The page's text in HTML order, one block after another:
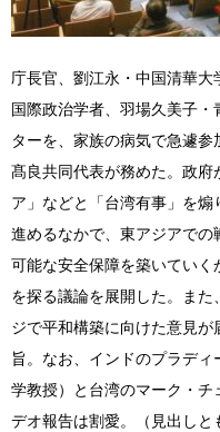
庁長官、劉江永・中国清華大
国際政治学者、羽場久美子
ターを、家族の病気で急遽
髙良共同代表が務めた。政
ア」などと「台湾有事」を
進めるなかで、東アジアで
可能な安全保障を築いていく
を探る議論を展開した。ま
ジで平和構築に向けた意見
旨。なお、インドのプラデ
学教授）と台湾のマーク・
デオ報告は割愛。（見出しと